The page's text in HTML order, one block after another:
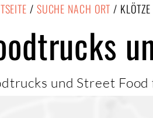
/ SUCHE NACH ORT / KLÖTZE
und Street